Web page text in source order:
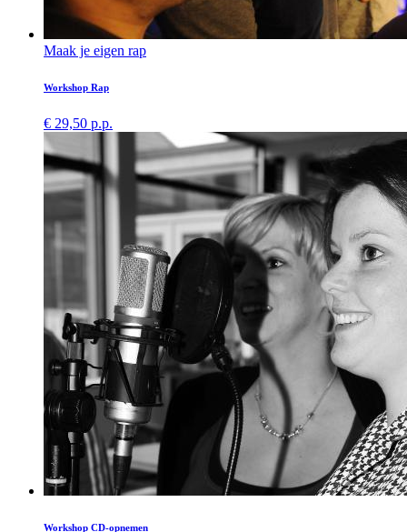
Maak je eigen rap
Workshop Rap
€ 29,50 p.p.
Workshop CD-opnemen